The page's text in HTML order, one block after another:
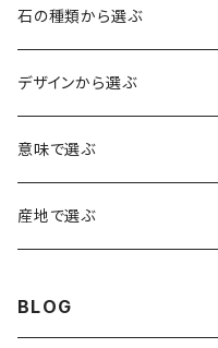
石の種類から選ぶ
水晶（クォーツ）
アイリスクォーツ（虹入り水晶）
ヒマラヤ水晶
ローズクォーツ（紅水晶）
アメジスト（紫水晶）
デザインから選ぶ
龍彫刻（水晶）
龍彫刻（オニキス）
意味で選ぶ
魔除け・厄除け
産地で選ぶ
BLOG